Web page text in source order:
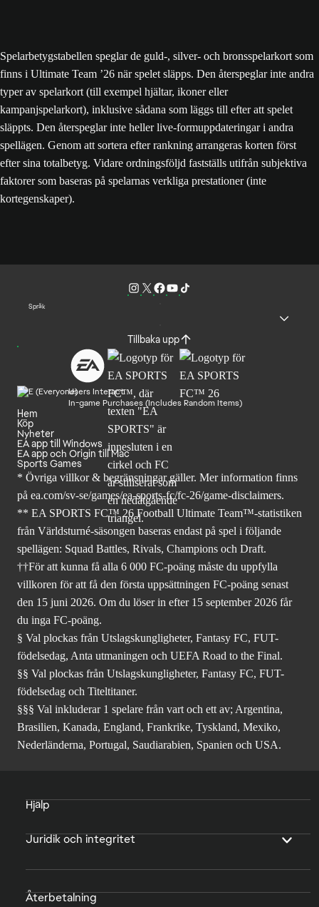
Spelarbetygstabellen speglar de guld-, silver- och bronsspelarkort som
finns i Ultimate Team ’26 när spelet släpps. Den återspeglar inte andra
typer av spelarkort (till exempel hjältar, ikoner eller
kampanjspelarkort), inklusive sådana som läggs till efter att spelet
släppts. Den återspeglar inte heller live-formuppdateringar i andra
spellägen. Genom att sortera efter rankning arrangeras korten först
efter sina totalbetyg. Vidare ordningsföljd fastställs utifrån subjektiva
faktorer som baseras på spelarnas verkliga prestationer (inte
kortegenskaper).
Språk
Tillbaka upp
Users Interact
In-game Purchases (Includes Random Items)
Hem
Köp
Nyheter
EA app till Windows
EA app och Origin till Mac
Sports Games
* Övriga villkor & begränsningar gäller. Merinformation finns
på ea.com/sv-se/games/ea-sports-fc/fc-26/game-disclaimers.
** EA SPORTS FC™ 26 Football Ultimate Team™-statistiken
från Världsturné-säsongen baseras endast på spel i följande
spellägen: Squad Battles, Rivals, Champions och Draft.
††För att kunna få alla 6 000 FC-poäng måste du uppfylla
villkoren för att få den första uppsättningen FC-poäng senast
den 15 juni 2026. Om du löser in efter 15 september 2026 får
du inga FC-poäng.
§ Val plockas från Utslagskungligheter, Fantasy FC, FUT-
födelsedag, Anta utmaningen och UEFA Road to the Final.
§§ Val plockas från Utslagskungligheter, Fantasy FC, FUT-
födelsedag och Titeltitaner.
§§§ Val inkluderar 1 spelare från vart och ett av; Argentina,
Brasilien, Kanada, England, Frankrike, Tyskland, Mexiko,
Nederländerna, Portugal, Saudiarabien, Spanien och USA.
Hjälp
Juridik och integritet
Återbetalning